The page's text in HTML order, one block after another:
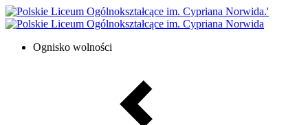
Ognisko wolności